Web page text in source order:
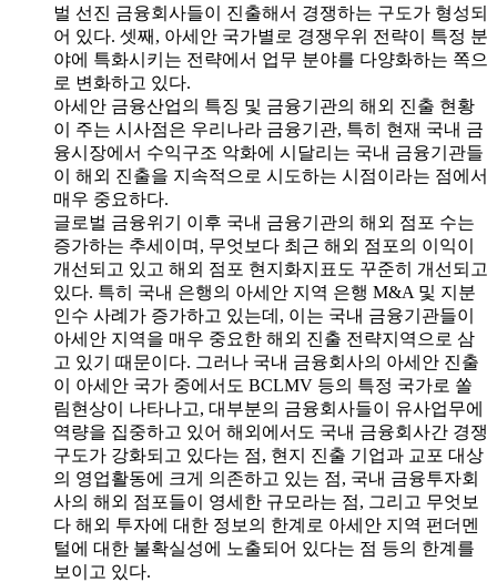
벌 선진 금융회사들이 진출해서 경쟁하는 구도가 형성되
어 있다. 셋째, 아세안 국가별로 경쟁우위 전략이 특정 분
야에 특화시키는 전략에서 업무 분야를 다양화하는 쪽으
로 변화하고 있다.
아세안 금융산업의 특징 및 금융기관의 해외 진출 현황
이 주는 시사점은 우리나라 금융기관, 특히 현재 국내 금
융시장에서 수익구조 악화에 시달리는 국내 금융기관들
이 해외 진출을 지속적으로 시도하는 시점이라는 점에서
매우 중요하다.
글로벌 금융위기 이후 국내 금융기관의 해외 점포 수는
증가하는 추세이며, 무엇보다 최근 해외 점포의 이익이
개선되고 있고 해외 점포 현지화지표도 꾸준히 개선되고
있다. 특히 국내 은행의 아세안 지역 은행 M&A 및 지분
인수 사례가 증가하고 있는데, 이는 국내 금융기관들이
아세안 지역을 매우 중요한 해외 진출 전략지역으로 삼
고 있기 때문이다. 그러나 국내 금융회사의 아세안 진출
이 아세안 국가 중에서도 BCLMV 등의 특정 국가로 쏠
림현상이 나타나고, 대부분의 금융회사들이 유사업무에
역량을 집중하고 있어 해외에서도 국내 금융회사간 경쟁
구도가 강화되고 있다는 점, 현지 진출 기업과 교포 대상
의 영업활동에 크게 의존하고 있는 점, 국내 금융투자회
사의 해외 점포들이 영세한 규모라는 점, 그리고 무엇보
다 해외 투자에 대한 정보의 한계로 아세안 지역 펀더멘
털에 대한 불확실성에 노출되어 있다는 점 등의 한계를
보이고 있다.